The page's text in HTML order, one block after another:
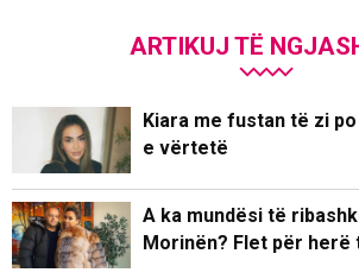
ARTIKUJ TË
Kiara me fustan të zi po
e vërtetë
A ka mundësi të
Morinën? Flet për herë